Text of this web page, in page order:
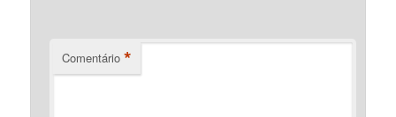
Comentário *